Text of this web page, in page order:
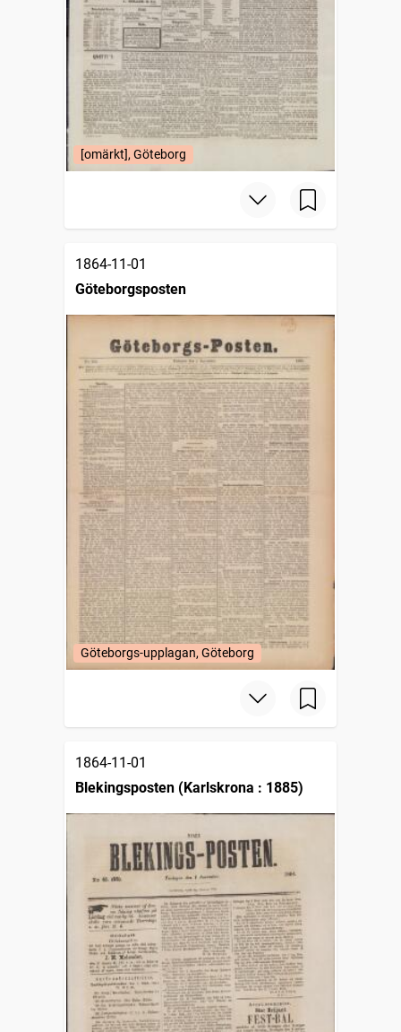
[omärkt], Göteborg
1864-11-01
Göteborgsposten
Göteborgs-upplagan, Göteborg
1864-11-01
Blekingsposten (Karlskrona : 1885)